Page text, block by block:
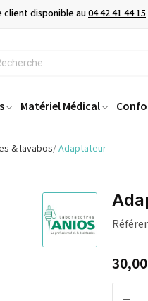
client disponible au04 42 41 44 15
Matériel Médical
& lavabos Adaptateur